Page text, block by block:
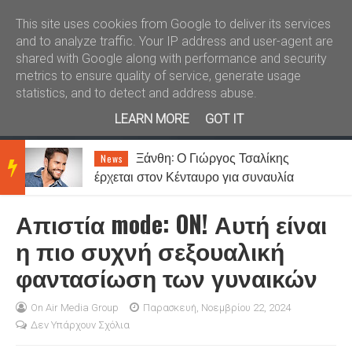
Καλώς ήλθατε Kral News
BRE
AKIN
NEW
News
Ξάνθη: Ο Γιώργος Τσαλίκης
έρχεται στον Κένταυρο για συναυλία
Απιστία mode: ON! Αυτή είναι
η πιο συχνή σεξουαλική
φαντασίωση των γυναικών
On Air Media Group
Παρασκευή, Νοεμβρίου 22, 2024
Δεν Υπάρχουν Σχόλια
This site uses cookies from Google to deliver its services
and to analyze traffic. Your IP address and user-agent are
shared with Google along with performance and security
metrics to ensure quality of service, generate usage
statistics, and to detect and address abuse.
LEARN MORE
GOT IT